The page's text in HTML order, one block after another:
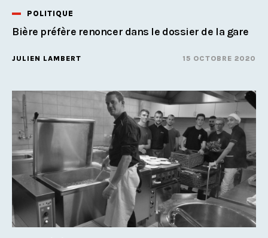
POLITIQUE
Bière préfère renoncer dans le dossier de la gare
JULIEN LAMBERT 15 OCTOBRE 2020